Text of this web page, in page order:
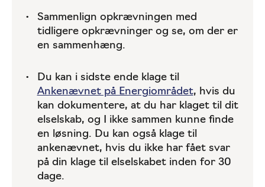
Sammenlign opkrævningen med
tidligere opkrævninger og se, om der er
en sammenhæng.
Du kan i sidste ende klage til
Ankenævnet på Energiområdet, hvis du
kan dokumentere, at du har klaget til dit
elselskab, og I ikke sammen kunne finde
en løsning. Du kan også klage til
ankenævnet, hvis du ikke har fået svar
på din klage til elselskabet inden for 30
dage.